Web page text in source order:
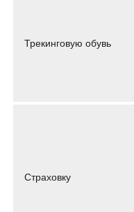
Трекинговую обувь
Страховку